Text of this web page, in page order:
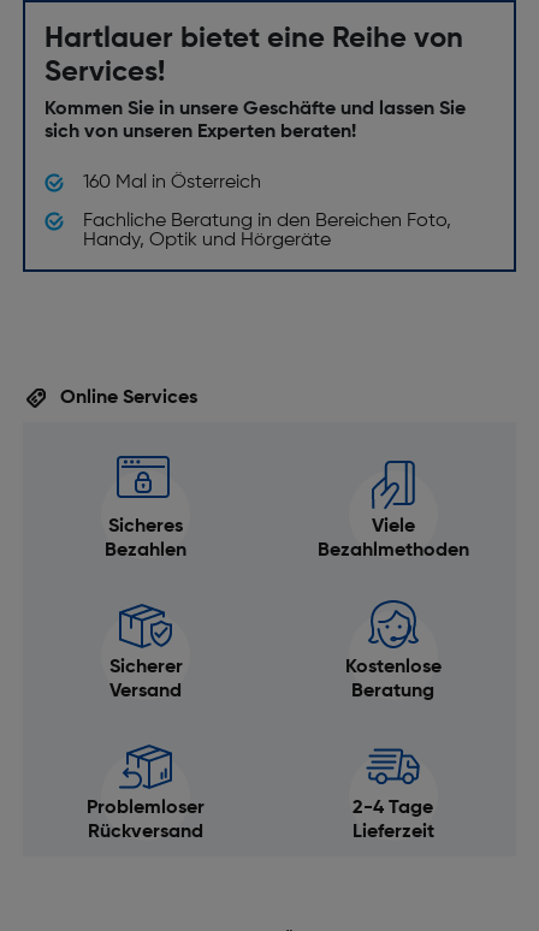
Hartlauer bietet eine Reihe von
Services!
Kommen Sie in unsere Geschäfte und lassen Sie
sich von unseren Experten beraten!
160 Mal in Österreich
Fachliche Beratung in den Bereichen Foto,
Handy, Optik und Hörgeräte
Online Services
Sicheres
Bezahlen
Viele
Bezahlmethoden
Sicherer
Versand
Kostenlose
Beratung
Problemloser
Rückversand
2-4 Tage
Lieferzeit